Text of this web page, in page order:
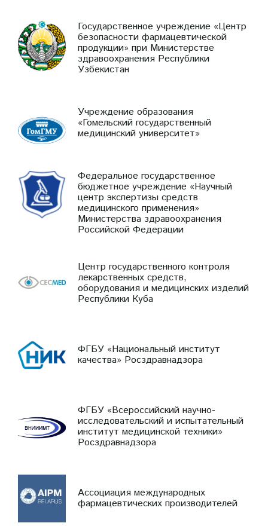
Государственное учреждение «Центр
безопасности фармацевтической
продукции» при Министерстве
здравоохранения Республики
Узбекистан
Учреждение образования
«Гомельский государственный
медицинский университет»
Федеральное государственное
бюджетное учреждение «Научный
центр экспертизы средств
медицинского применения»
Министерства здравоохранения
Российской Федерации
Центр государственного контроля
лекарственных средств,
оборудования и медицинских изделий
Республики Куба
ФГБУ «Национальный институт
качества» Росздравнадзора
ФГБУ «Всероссийский научно-
исследовательский и испытательный
институт медицинской техники»
Росздравнадзора
Ассоциация международных
фармацевтических производителей